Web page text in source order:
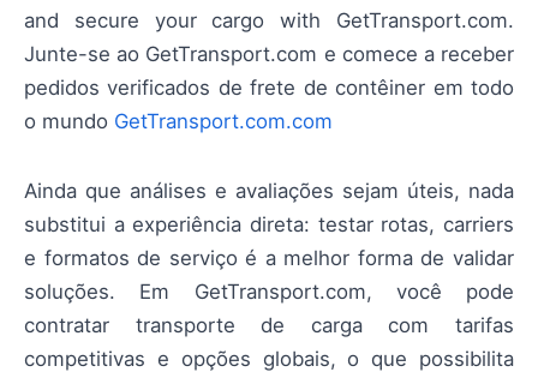
and secure your cargo with GetTransport.com.
Junte-se ao GetTransport.com e comece a receber
pedidos verificados de frete de contêiner em todo
o mundo GetTransport.com.com
Ainda que análises e avaliações sejam úteis, nada
substitui a experiência direta: testar rotas, carriers
e formatos de serviço é a melhor forma de validar
soluções. Em GetTransport.com, você pode
contratar transporte de carga com tarifas
competitivas e opções globais, o que possibilita